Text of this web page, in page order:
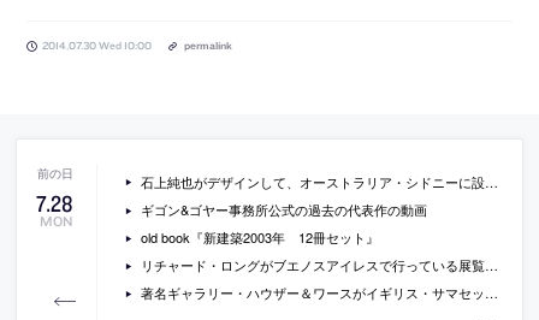
2014.07.30 Wed 10:00 permalink
7.28
MON
石上純也がデザインして、オーストラリア・シドニーに設置されるパブリックアート作品「クラウド・アーチ」の動画
ギゴン&ゴヤー事務所公式の過去の代表作の動画
old book『新建築2003年 12冊セット』
リチャード・ロングがブエノスアイレスで行っている展覧会「Richard Long: Mendoza Walking」の会場写真
著名ギャラリー・ハウザー＆ワースがイギリス・サマセットに新しくオープンさせた18世紀の農場を改修したアート施設の写真